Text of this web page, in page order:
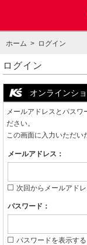
ホーム > ログイン
ログイン
オンラインシ
メールアドレスとパスワ
ださい。
この画面に入力いただい
メールアドレス：
次回からメールアド
パスワード：
パスワードを表示する